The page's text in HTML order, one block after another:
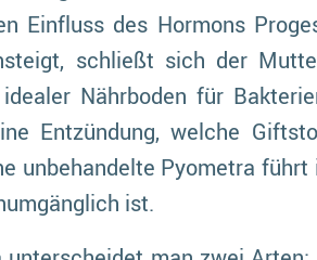
Einfluss des Hormons
schließt sich der
Nährboden für
Entzündung, welche
unbehandelte Pyometra
ist.